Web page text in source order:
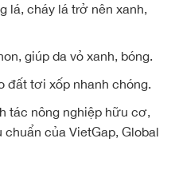
lá, cháy lá trở nên xanh,
giúp da vỏ xanh, bóng.
đất tơi xốp nhanh chóng.
tác nông nghiệp hữu cơ,
của VietGap, Global